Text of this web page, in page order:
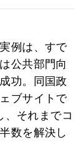
例は、すで
公共部門向
功。同国政
ブサイトで
、それまでコ
数を解決し